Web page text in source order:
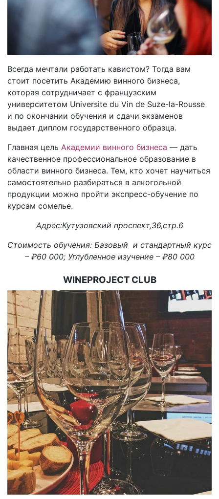
Всегда мечтали работать кавистом? Тогда вам
стоит посетить Академию винного бизнеса,
которая сотрудничает с французским
университетом Universite du Vin de Suze-la-Rousse
и по окончании обучения и сдачи экзаменов
выдает диплом государственного образца.
Главная цель Академии винного бизнеса — дать
качественное профессиональное образование в
области винного бизнеса. Тем, кто хочет научиться
самостоятельно разбираться в алкогольной
продукции можно пройти экспресс-обучение по
курсам сомелье.
Адрес:Кутузовский проспект,36,стр.6
Стоимость обучения: Базовый и стандартный курс
– ₽60 000; Углубленное изучение – ₽80 000
WINEPROJECT CLUB